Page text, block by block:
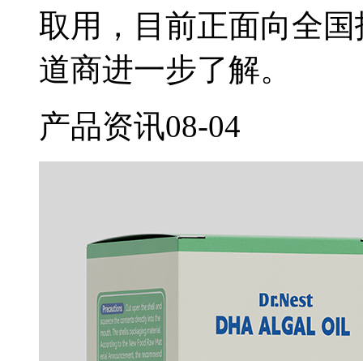
取用，目前正面向全
道商进一步了解。
产品资讯08-04